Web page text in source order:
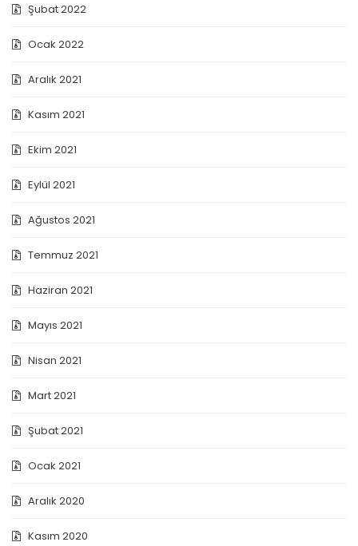
Şubat 2022
Ocak 2022
Aralık 2021
Kasım 2021
Ekim 2021
Eylül 2021
Ağustos 2021
Temmuz 2021
Haziran 2021
Mayıs 2021
Nisan 2021
Mart 2021
Şubat 2021
Ocak 2021
Aralık 2020
Kasım 2020